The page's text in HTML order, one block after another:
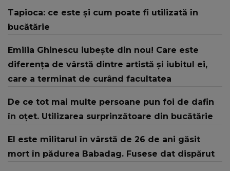
Tapioca: ce este și cum poate fi utilizată în
bucătărie
Emilia Ghinescu iubește din nou! Care este
diferența de vârstă dintre artistă și iubitul ei,
care a terminat de curând facultatea
De ce tot mai multe persoane pun foi de dafin
în oțet. Utilizarea surprinzătoare din bucătărie
El este militarul în vârstă de 26 de ani găsit
mort în pădurea Babadag. Fusese dat dispărut